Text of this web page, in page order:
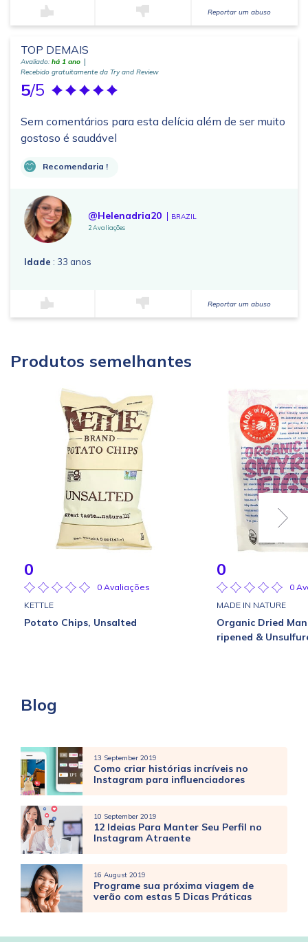
Reportar um abuso
TOP DEMAIS
Avaliado: há 1 ano
Recebido gratuitamente da Try and Review
5/5
Sem comentários para esta delícia além de ser muito
gostoso é saudável
Recomendaria !
@Helenadria20 BRAZIL
2 Avaliações
Idade : 33 anos
Reportar um abuso
Produtos semelhantes
0
0 Avaliações
KETTLE
Potato Chips, Unsalted
0
0
MADE IN NATURE
Organic Dried
ripened &
Blog
13 September 2019
Como criar histórias incríveis no
Instagram para influenciadores
10 September 2019
12 Ideias Para Manter Seu Perfil no
Instagram Atraente
16 August 2019
Programe sua próxima viagem de
verão com estas 5 Dicas Práticas